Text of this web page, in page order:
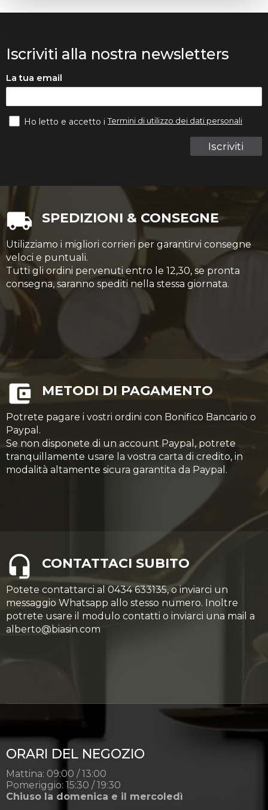
Iscriviti alla nostra newsletters
La tua email
Iscriviti
Ho letto e accetto iTermini di utilizzo dei dati personali
SPEDIZIONI & CONSEGNE
Utilizziamo i migliori corrieri per garantirvi consegne
veloci e puntuali.
Tutti gli ordini pervenuti entro le 12,30, se pronta
consegna, saranno spediti nella stessa giornata.
METODI DI PAGAMENTO
Potrete pagare i vostri ordini con Bonifico Bancario o
Paypal.
Se non disponete di un account Paypal, potrete
tranquillamente usare la vostra carta di credito, in
modalità altamente sicura garantita da Paypal.
CONTATTACI SUBITO
Potete contattarci al 0434 633135, o inviarci un
messaggio Whatsapp allo stesso numero. Inoltre
potrete usare il modulo contatti o inviarci una mail a
alberto@biasin.com
ORARI DEL NEGOZIO
Mattina: 09:00 / 13:00
Pomeriggio: 15:30 / 19:30
Chiuso la domenica e il mercoledì